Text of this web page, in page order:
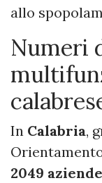
allo
Numeri
In Calabria,
2049 aziende